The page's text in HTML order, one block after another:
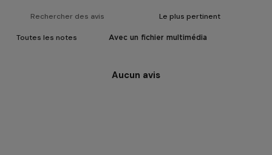
Avec un fichier multimédia
Aucun avis